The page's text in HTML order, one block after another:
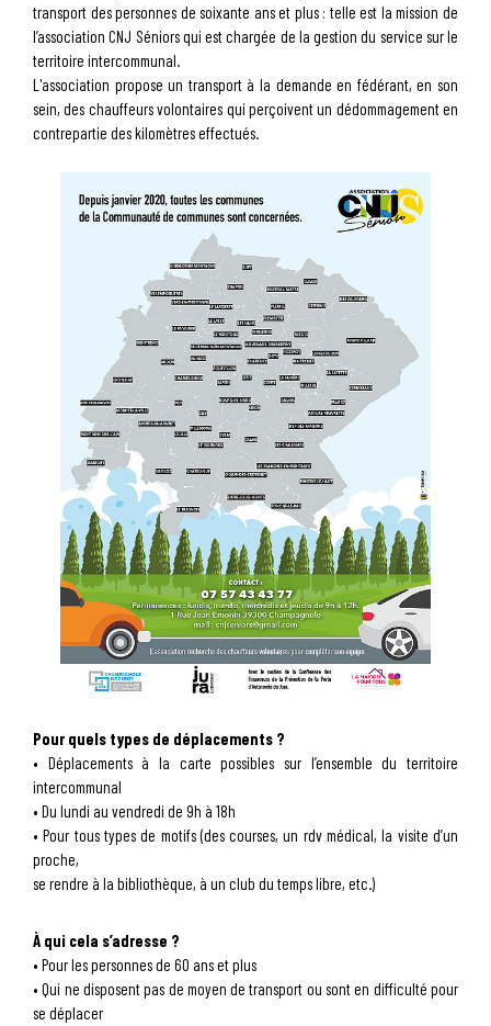
transport des personnes de soixante ans et plus : telle est la mission de
l’association CNJ Séniors qui est chargée de la gestion du service sur le
territoire intercommunal.
L'association propose un transport à la demande en fédérant, en son
sein, des chauffeurs volontaires qui perçoivent un dédommagement en
contrepartie des kilomètres effectués.
Pour quels types de déplacements ?
• Déplacements à la carte possibles sur l’ensemble du territoire
intercommunal
• Du lundi au vendredi de 9h à 18h
• Pour tous types de motifs (des courses, un rdv médical, la visite d’un
proche,
se rendre à la bibliothèque, à un club du temps libre, etc.)
À qui cela s’adresse ?
• Pour les personnes de 60 ans et plus
• Qui ne disposent pas de moyen de transport ou sont en difficulté pour
se déplacer